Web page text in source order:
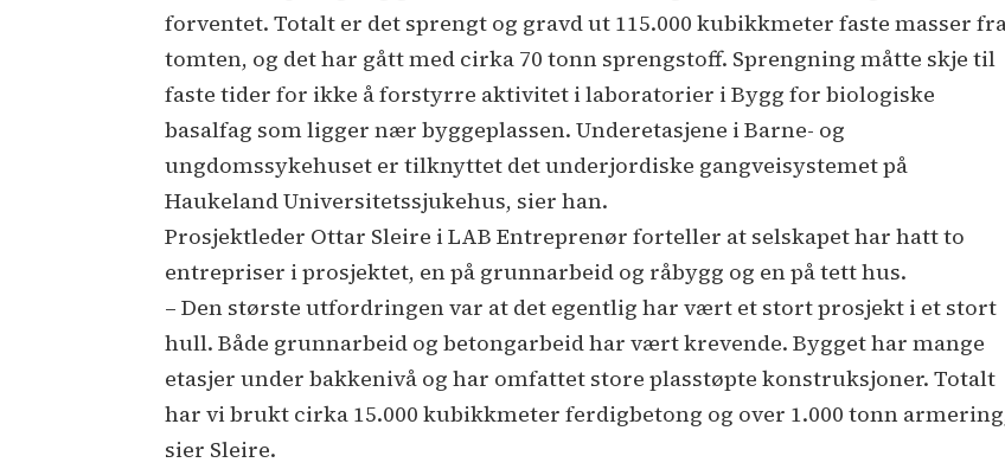
forventet. Totalt er det sprengt og gravd ut 115.000 kubikkmeter faste masser
tomten, og det har gått med cirka 70 tonn sprengstoff. Sprengning måtte skje til
faste tider for ikke å forstyrre aktivitet i laboratorier i Bygg for biologiske
basalfag som ligger nær byggeplassen. Underetasjene i Barne- og
ungdomssykehuset er tilknyttet det underjordiske gangveisystemet på
Haukeland Universitetssjukehus, sier han.
Prosjektleder Ottar Sleire i LAB Entreprenør forteller at selskapet har hatt to
entrepriser i prosjektet, en på grunnarbeid og råbygg og en på tett hus.
– Den største utfordringen var at det egentlig har vært et stort prosjekt i et stort
hull. Både grunnarbeid og betongarbeid har vært krevende. Bygget har mange
etasjer under bakkenivå og har omfattet store plasstøpte konstruksjoner. Totalt
har vi brukt cirka 15.000 kubikkmeter ferdigbetong og over 1.000 tonn
sier Sleire.